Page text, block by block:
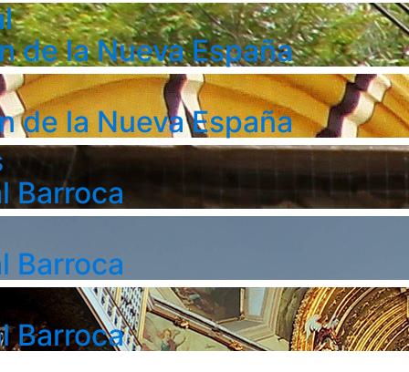
de la Nueva España
de la Nueva España
Barroca
Barroca
Barroca